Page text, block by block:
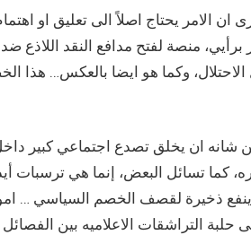
الامر يحتاج اصلاً الى تعليق او
برأيي، منصة لفتح مدافع النقد
وكما هو ايضا بالعكس… هذا
من شانه ان يخلق تصدع اجتماعي كبير
كما تسائل البعض، إنما هي ترسبات
ينفع ذخيرة لقصف الخصم السياسي …
حلبة التراشقات الاعلاميه بين